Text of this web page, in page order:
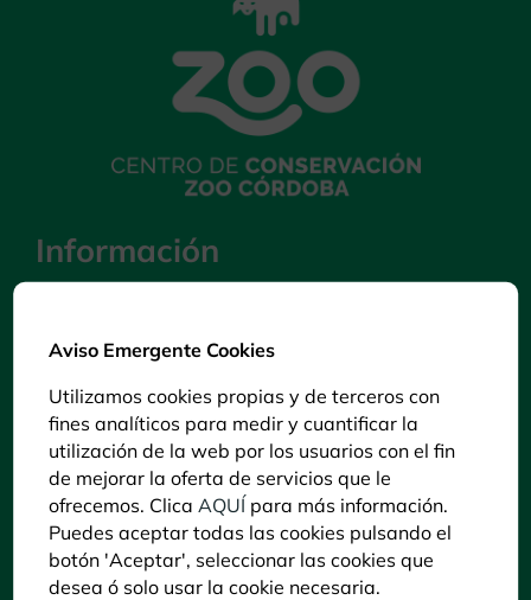
Información
Preguntas Frecuentes
Contacto
Política de Cookies
Aviso legal y Política de privacidad
Declaración de accesibilidad
Puedes consultar la información del C. C. Zoo
Córdoba en LECTURA FÁCIL pulsando sobre
siguiente icono:
Aviso Emergente Cookies
Utilizamos cookies propias y de terceros con
fines analíticos para medir y cuantificar la
utilización de la web por los usuarios con el fin
de mejorar la oferta de servicios que le
ofrecemos. Clica AQUÍ para más información.
Puedes aceptar todas las cookies pulsando el
botón 'Aceptar', seleccionar las cookies que
desea ó solo usar la cookie necesaria.